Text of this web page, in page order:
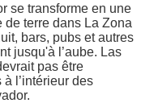
se transforme en une
de terre dans La Zona
bars, pubs et autres
jusqu'à l’aube. Las
pas être
l’intérieur des